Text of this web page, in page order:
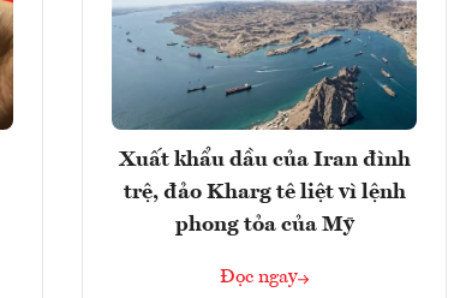
Xuất khẩu dầu của Iran đình
trệ, đảo Kharg tê liệt vì lệnh
phong tỏa của Mỹ
Đọc ngay